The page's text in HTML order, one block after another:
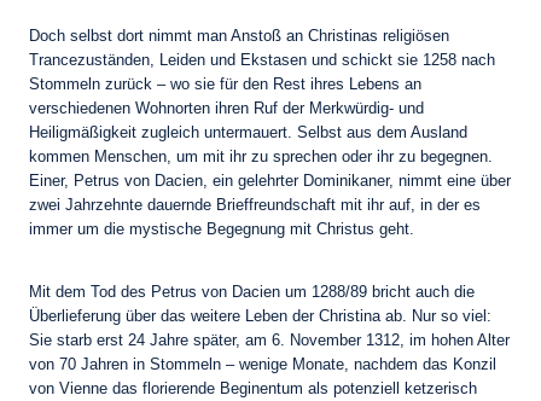
Doch selbst dort nimmt man Anstoß an Christinas religiösen
Trancezuständen, Leiden und Ekstasen und schickt sie 1258 nach
Stommeln zurück – wo sie für den Rest ihres Lebens an
verschiedenen Wohnorten ihren Ruf der Merkwürdig- und
Heiligmäßigkeit zugleich untermauert. Selbst aus dem Ausland
kommen Menschen, um mit ihr zu sprechen oder ihr zu begegnen.
Einer, Petrus von Dacien, ein gelehrter Dominikaner, nimmt eine über
zwei Jahrzehnte dauernde Brieffreundschaft mit ihr auf, in der es
immer um die mystische Begegnung mit Christus geht.
Mit dem Tod des Petrus von Dacien um 1288/89 bricht auch die
Überlieferung über das weitere Leben der Christina ab. Nur so viel:
Sie starb erst 24 Jahre später, am 6. November 1312, im hohen Alter
von 70 Jahren in Stommeln – wenige Monate, nachdem das Konzil
von Vienne das florierende Beginentum als potenziell ketzerisch